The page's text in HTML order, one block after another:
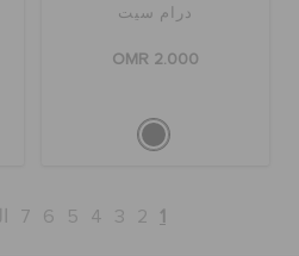
درام سيت
OMR 2.000
1
2
3
4
5
6
7